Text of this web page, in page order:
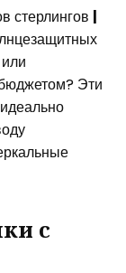
стерлингов |
Эти
с